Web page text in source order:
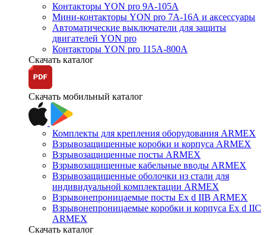
Контакторы YON pro 9А-105А
Мини-контакторы YON pro 7А-16А и аксессуары
Автоматические выключатели для защиты
двигателей YON pro
Контакторы YON pro 115А-800А
Скачать каталог
Скачать мобильный каталог
Комплекты для крепления оборудования ARMEX
Взрывозащищенные коробки и корпуса ARMEX
Взрывозащищенные посты ARMEX
Взрывозащищенные кабельные вводы ARMEX
Взрывозащищенные оболочки из стали для
индивидуальной комплектации ARMEX
Взрывонепроницаемые посты Ex d IIB ARMEX
Взрывонепроницаемые коробки и корпуса Ex d IIС
ARMEX
Скачать каталог